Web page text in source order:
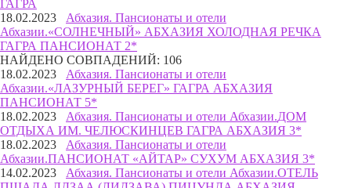
ГАГРА
18.02.2023 Абхазия. Пансионаты и отели
Абхазии.«СОЛНЕЧНЫЙ» АБХАЗИЯ ХОЛОДНАЯ РЕЧКА
ГАГРА ПАНСИОНАТ 2*
НАЙДЕНО СОВПАДЕНИЙ: 106
18.02.2023 Абхазия. Пансионаты и отели
Абхазии.«ЛАЗУРНЫЙ БЕРЕГ» ГАГРА АБХАЗИЯ
ПАНСИОНАТ 5*
18.02.2023 Абхазия. Пансионаты и отели Абхазии.ДОМ
ОТДЫХА ИМ. ЧЕЛЮСКИНЦЕВ ГАГРА АБХАЗИЯ 3*
18.02.2023 Абхазия. Пансионаты и отели
Абхазии.ПАНСИОНАТ «АЙТАР» СУХУМ АБХАЗИЯ 3*
14.02.2023 Абхазия. Пансионаты и отели Абхазии.ОТЕЛЬ